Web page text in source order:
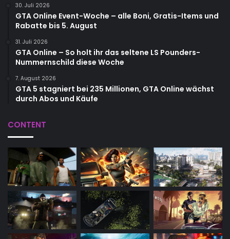
30. Juli 2026
GTA Online Event-Woche – alle Boni, Gratis-Items und
Rabatte bis 5. August
31. Juli 2026
GTA Online – So holt ihr das seltene LS Pounders-
Nummernschild diese Woche
7. August 2026
GTA 5 stagniert bei 235 Millionen, GTA Online wächst
durch Abos und Käufe
CONTENT